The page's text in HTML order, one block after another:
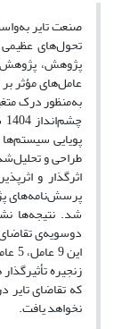
صنعت تایر
تحول‌های
پژوهش،
عامل‌های مؤثر
به‌منظور درک
پویایی
طراحی و
پرسش‌نامه‌های
دوسویه‌ی
زنجیره
که تقاضای تایر
نخواهد یافت.